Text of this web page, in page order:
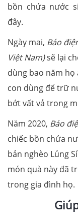
bồn chứa nước
đây.
Ngày mai, Báo
Việt Nam)sẽ lại
dùng bao năm họ
con dùng để trữ
bớt vất vả trong
Năm 2020, Báo
chiếc bồn chứa
bản nghèo Lủng
món quà này đã
trong gia đình họ.